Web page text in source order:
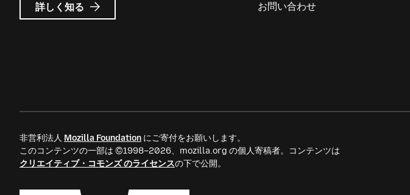
Mozilla
広
詳しく知る
お問い合わせ
非営利法人 Mozilla Foundation にご寄付をお願いします。
このコンテンツの一部は ©1998–2026、mozilla.org の個人寄稿者。コンテンツは
クリエイティブ・コモンズ のライセンスの下で公開。